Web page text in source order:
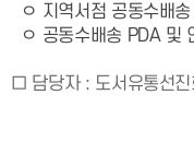
ㅇ 지역서점 공동수배
ㅇ 공동수배송 PDA 및
□ 담당자: 도서유통선진